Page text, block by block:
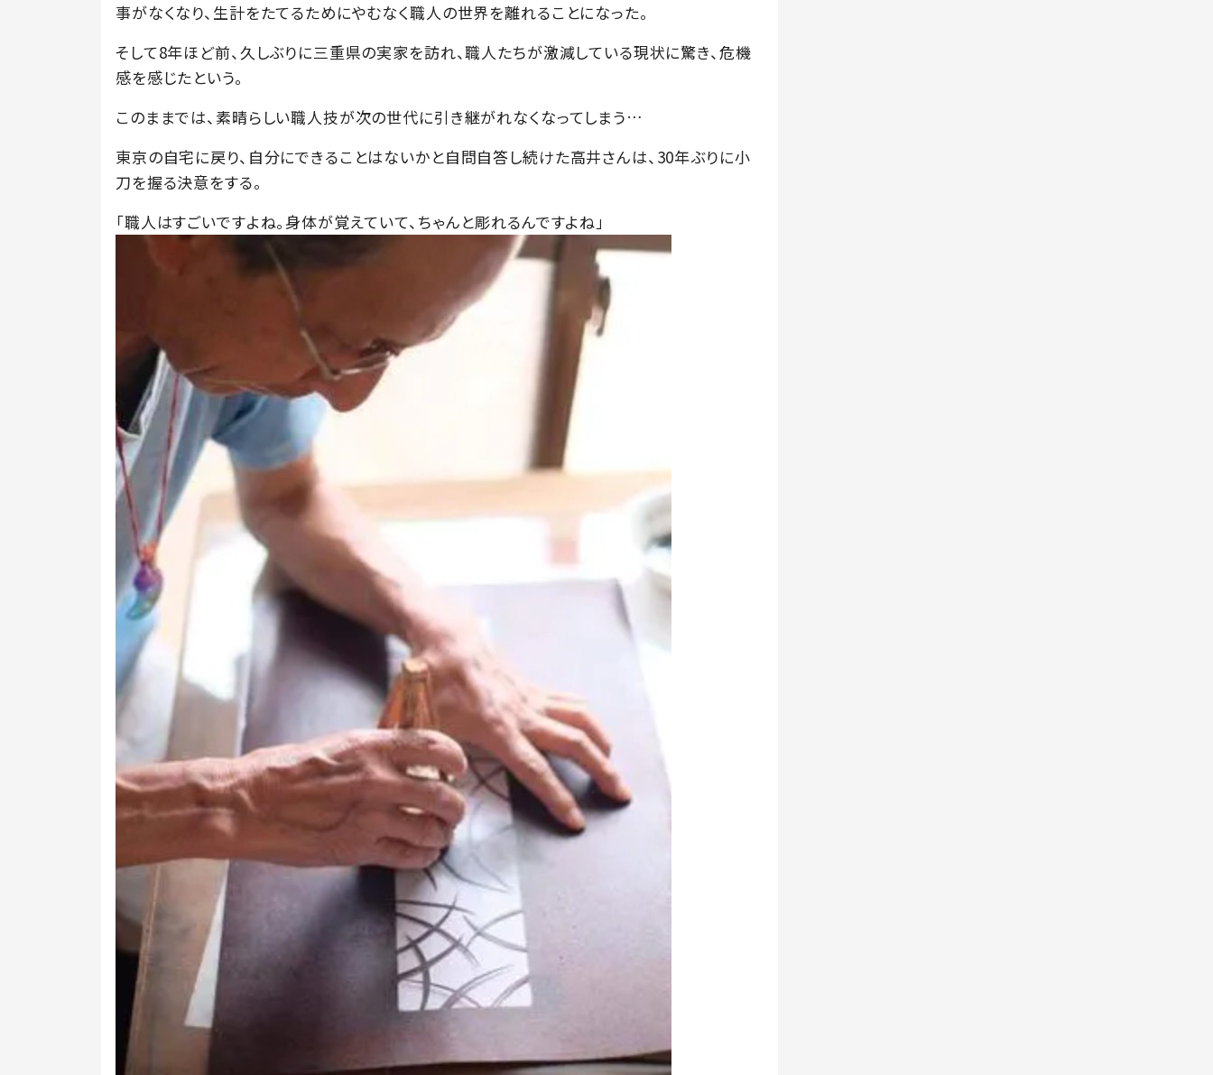
事がなくなり、生計をたてるためにやむなく職人の世界を離れることになった。
そして8年ほど前、久しぶりに三重県の実家を訪れ、職人たちが激減している現状に驚き、危機
感を感じたという。
このままでは、素晴らしい職人技が次の世代に引き継がれなくなってしまう…
東京の自宅に戻り、自分にできることはないかと自問自答し続けた高井さんは、30年ぶりに小
刀を握る決意をする。
「職人はすごいですよね。身体が覚えていて、ちゃんと彫れるんですよね」